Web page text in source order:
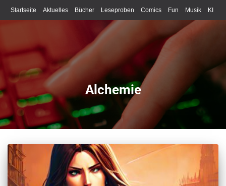
Startseite Aktuelles Bücher Leseproben Comics Fun Musik KI
Schreiben
Alchemie